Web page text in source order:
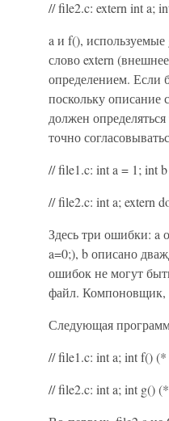
// file2.c: extern int a;
a и f(),
слово extern
определением. Если
поскольку описание
должен
точно
// file1.c: int a = 1; int
// file2.c: int a; extern
Здесь три ошибки: a
a=0;), b описано
ошибок не могут
файл. Компоновщик,
Следующая
// file1.c: int a; int f()
// file2.c: int a; int g()